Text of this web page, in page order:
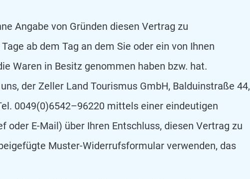
Angabe von Gründen diesen Vertrag zu
ab dem Tag an dem Sie oder ein von Ihnen
Waren in Besitz genommen haben bzw. hat.
der Zeller Land Tourismus GmbH, Balduinstraße 44,
0049(0)6542–96220 mittels einer eindeutigen
oder E-Mail) über Ihren Entschluss, diesen Vertrag zu
Muster-Widerrufsformular verwenden, das